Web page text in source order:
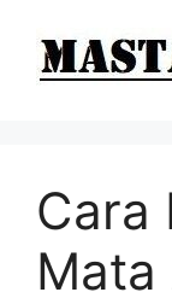
Cara
Mata